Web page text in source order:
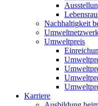
Nachhaltigkeit
Umweltpreis
Karriere